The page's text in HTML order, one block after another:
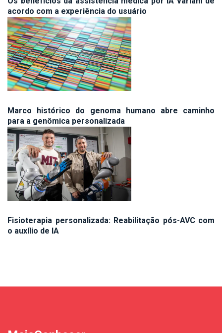
acordo com a experiência do usuário
Marco histórico do genoma humano abre caminho
para a genômica personalizada
Fisioterapia personalizada: Reabilitação pós-AVC com
o auxílio de IA